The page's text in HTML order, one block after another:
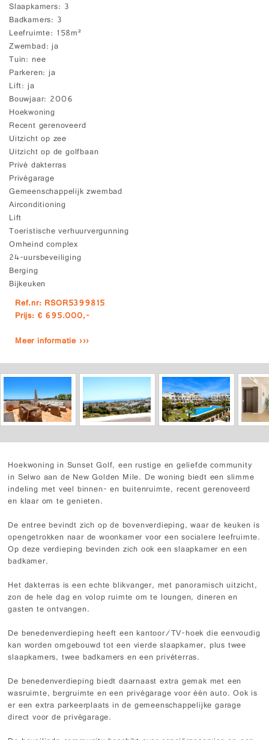
Slaapkamers 3
Badkamers 3
Leefruimte 158m²
Zwembad ja
Tuin nee
Parkeren ja
Lift ja
Bouwjaar 2006
Hoekwoning
Recent gerenoveerd
Uitzicht op zee
Uitzicht op de golfbaan
Privé dakterras
Privégarage
Gemeenschappelijk zwembad
Airconditioning
Lift
Toeristische verhuurvergunning
Omheind complex
24-uursbeveiliging
Berging
Bijkeuken
Ref.nr: RSOR5399815
Prijs: € 695.000,-
Meer informatie ›››
Hoekwoning in Sunset Golf, een rustige en geliefde community
in Selwo aan de New Golden Mile. De woning biedt een slimme
indeling met veel binnen- en buitenruimte, recent gerenoveerd
en klaar om te genieten.
De entree bevindt zich op de bovenverdieping, waar de keuken is
opengetrokken naar de woonkamer voor een socialere leefruimte.
Op deze verdieping bevinden zich ook een slaapkamer en een
badkamer.
Het dakterras is een echte blikvanger, met panoramisch uitzicht,
zon de hele dag en volop ruimte om te loungen, dineren en
gasten te ontvangen.
De benedenverdieping heeft een kantoor/TV-hoek die eenvoudig
kan worden omgebouwd tot een vierde slaapkamer, plus twee
slaapkamers, twee badkamers en een privéterras.
De benedenverdieping biedt daarnaast extra gemak met een
wasruimte, bergruimte en een privégarage voor één auto. Ook is
er een extra parkeerplaats in de gemeenschappelijke garage
direct voor de privégarage.